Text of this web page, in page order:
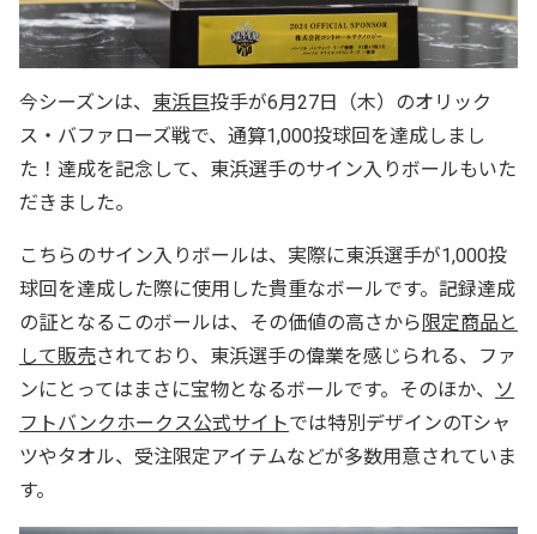
今シーズンは、 東浜巨投手が6月27日（木）のオリック
ス・バファローズ戦で、通算1,000投球回を達成しまし
た！達成を記念して、東浜選手のサイン入りボールもいた
だきました。
こちらのサイン入りボールは、実際に東浜選手が1,000投
球回を達成した際に使用した貴重なボールです。記録達成
の証となるこのボールは、その価値の高さから 限定商品と
して販売されており、東浜選手の偉業を感じられる、ファ
ンにとってはまさに宝物となるボールです。そのほか、
ソ
フトバンクホークス公式サイトでは特別デザインのTシャ
ツやタオル、受注限定アイテムなどが多数用意されていま
す。